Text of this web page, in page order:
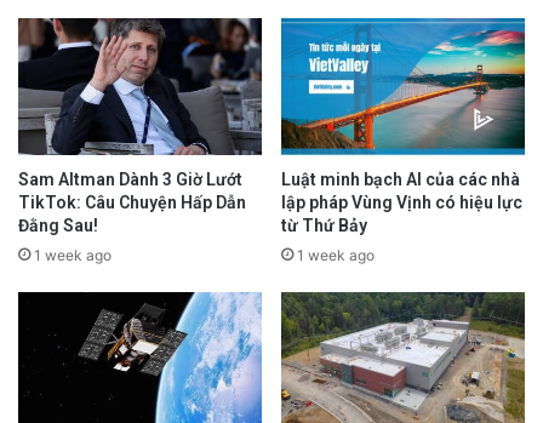
Sam Altman Dành 3 Giờ Lướt
TikTok: Câu Chuyện Hấp Dẫn
Đằng Sau!
1 week ago
Luật minh bạch AI của các nhà
lập pháp Vùng Vịnh có hiệu lực
từ Thứ Bảy
1 week ago